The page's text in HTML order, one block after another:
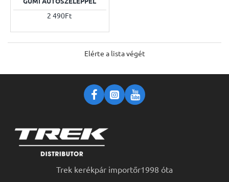
2 490Ft
Elérte a lista végét
Trek kerékpár importőr1998 óta